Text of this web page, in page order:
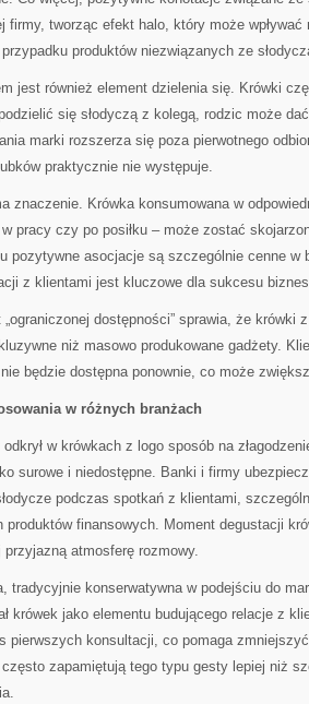
firmy, tworząc efekt halo, który może
produktów niezwiązanych ze
jest również element dzielenia się. Krówki
się słodyczą z kolegą, rodzic może
marki rozszerza się poza pierwotnego
praktycznie nie występuje.
znaczenie. Krówka konsumowana w
pracy czy po posiłku – może zostać
pozytywne asocjacje są szczególnie cenne w
z klientami jest kluczowe dla sukcesu
dostępności” sprawia, że krówki
niż masowo produkowane gadżety.
będzie dostępna ponownie, co może
w różnych branżach
w krówkach z logo sposób na
surowe i niedostępne. Banki i firmy
podczas spotkań z klientami,
produktów finansowych. Moment degustacji
atmosferę rozmowy.
tradycyjnie konserwatywna w podejściu do
krówek jako elementu budującego relacje z
pierwszych konsultacji, co pomaga
zapamiętują tego typu gesty lepiej niż